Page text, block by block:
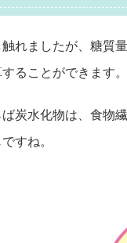
れましたが、糖質
ることができます。
炭水化物は、食物
すね。